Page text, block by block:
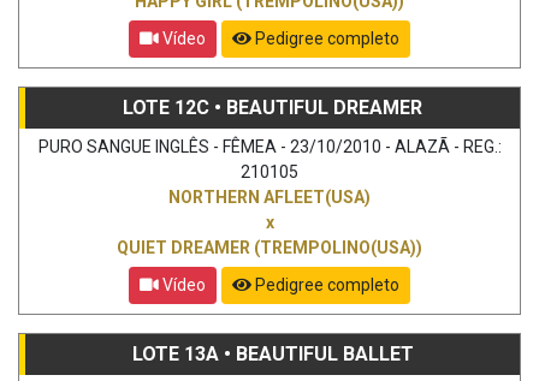
Vídeo
Pedigree completo
LOTE 12C • BEAUTIFUL DREAMER
PURO SANGUE INGLÊS - FÊMEA - 23/10/2010 - ALAZÃ - REG.:
210105
NORTHERN AFLEET(USA)
x
QUIET DREAMER (TREMPOLINO(USA))
Vídeo
Pedigree completo
LOTE 13A • BEAUTIFUL BALLET